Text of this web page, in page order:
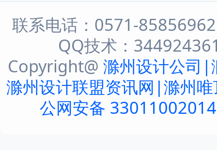
联系电话：0571-
QQ技术：
Copyright@ 滁州设计公司|
滁州设计联盟资讯网|滁州
公网安备